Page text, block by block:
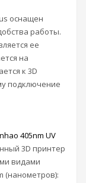
оснащен
работы.
ее
на
к 3D
подключение
405nm UV
3D принтер
видами
(нанометров):